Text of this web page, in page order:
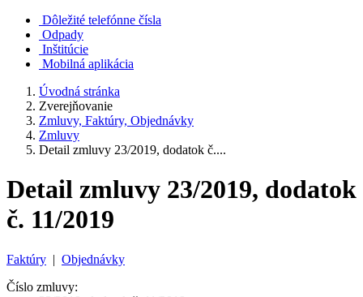
Dôležité telefónne čísla
Odpady
Inštitúcie
Mobilná aplikácia
Úvodná stránka
Zverejňovanie
Zmluvy, Faktúry, Objednávky
Zmluvy
Detail zmluvy 23/2019, dodatok č....
Detail zmluvy 23/2019, dodatok
č. 11/2019
Faktúry | Objednávky
Číslo zmluvy: